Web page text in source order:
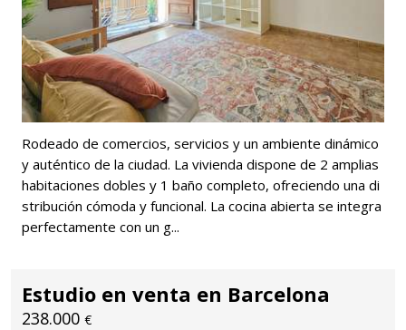
Rodeado de comercios, servicios y un ambiente dinámico
y auténtico de la ciudad. La vivienda dispone de 2 amplias
habitaciones dobles y 1 baño completo, ofreciendo una di
stribución cómoda y funcional. La cocina abierta se integra
perfectamente con un g...
Estudio en venta en Barcelona
238.000 €